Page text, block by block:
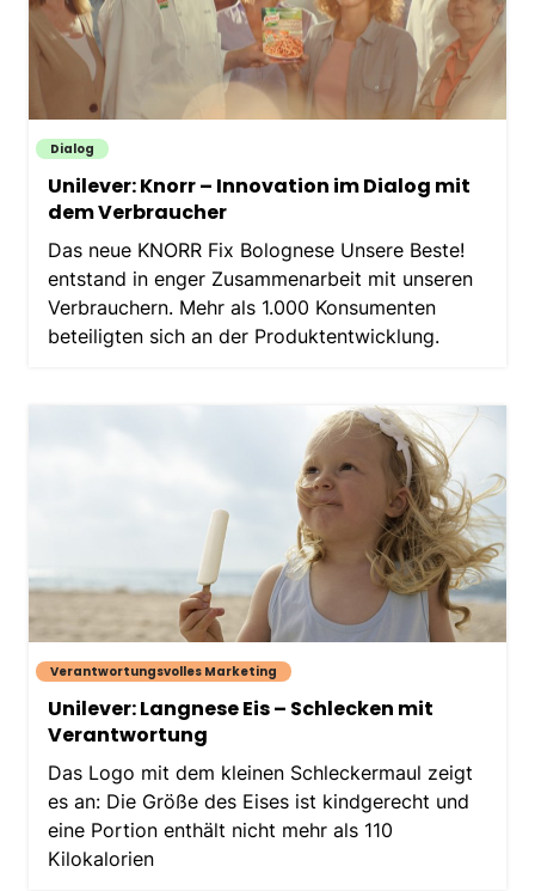
Dialog
Unilever: Knorr – Innovation im Dialog mit
dem Verbraucher
Das neue KNORR Fix Bolognese Unsere Beste!
entstand in enger Zusammenarbeit mit unseren
Verbrauchern. Mehr als 1.000 Konsumenten
beteiligten sich an der Produktentwicklung.
Verantwortungsvolles Marketing
Unilever: Langnese Eis – Schlecken mit
Verantwortung
Das Logo mit dem kleinen Schleckermaul zeigt
es an: Die Größe des Eises ist kindgerecht und
eine Portion enthält nicht mehr als 110
Kilokalorien